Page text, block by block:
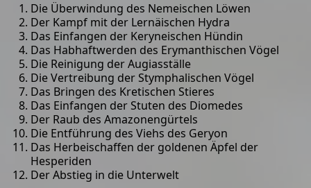
Die Überwindung des Nemeischen Löwen
Der Kampf mit der Lernäischen Hydra
Das Einfangen der Keryneischen Hündin
Das Habhaftwerden des Erymanthischen Vögel
Die Reinigung der Augiasställe
Die Vertreibung der Stymphalischen Vögel
Das Bringen des Kretischen Stieres
Das Einfangen der Stuten des Diomedes
Der Raub des Amazonengürtels
Die Entführung des Viehs des Geryon
Das Herbeischaffen der goldenen Äpfel der
Hesperiden
Der Abstieg in die Unterwelt